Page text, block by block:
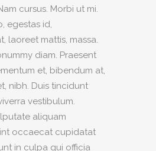
cursus. Morbi ut mi.
egestas id,
laoreet mattis, massa.
diam. Praesent
et, bibendum at,
nibh. Duis tincidunt
vestibulum.
aliquam
occaecat cupidatat
in culpa qui officia